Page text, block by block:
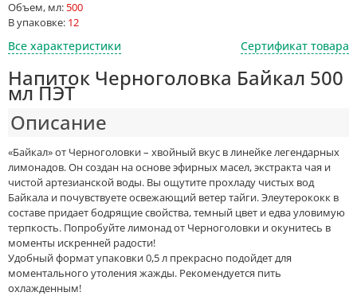
Объем, мл: 500
В упаковке: 12
Все характеристики Сертификат товара
Напиток Черноголовка Байкал 500
мл ПЭТ
Описание
«Байкал» от Черноголовки – хвойный вкус в линейке легендарных
лимонадов. Он создан на основе эфирных масел, экстракта чая и
чистой артезианской воды. Вы ощутите прохладу чистых вод
Байкала и почувствуете освежающий ветер тайги. Элеутерококк в
составе придает бодрящие свойства, темный цвет и едва уловимую
терпкость. Попробуйте лимонад от Черноголовки и окунитесь в
моменты искренней радости!
Удобный формат упаковки 0,5 л прекрасно подойдет для
моментального утоления жажды. Рекомендуется пить
охлажденным!